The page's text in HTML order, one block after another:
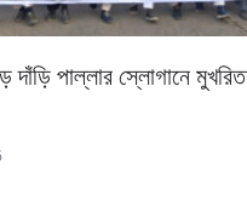
পাল্লার স্লোগানে মুখরিত